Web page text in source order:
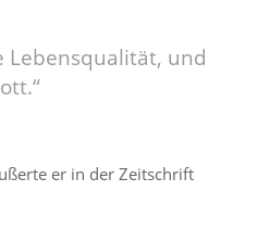
Lebensqualität, und
er in der Zeitschrift